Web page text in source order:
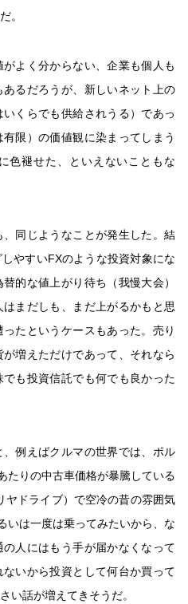
。
よく分からない、企業も個人も
るだろうが、新しいネット上の
くらでも供給されうる）であっ
限）の価値観に染まってしまう
色褪せた、といえないこともな
同じようなことが発生した。結
やすいFXのような投資対象にな
的な値上がり待ち（我慢大会）
まだしも、まだ上がるかもと思
たというケースもあった。売り
増えただけであって、それなら
も投資信託でも何でも良かった
例えばクルマの世界では、ポル
たりの中古車価格が暴騰している
ヤドライブ）で空冷の昔の雰囲気
いは一度は乗ってみたいから、な
人にはもう手が届かなくなって
いから投資として何台か買って
い話が増えてきそうだ。